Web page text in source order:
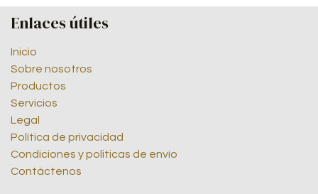
Enlaces útiles
Inicio
Sobre nosotros
Productos
Servicios
Legal
Política de privacidad
Condiciones y politicas de envío
Contáctenos